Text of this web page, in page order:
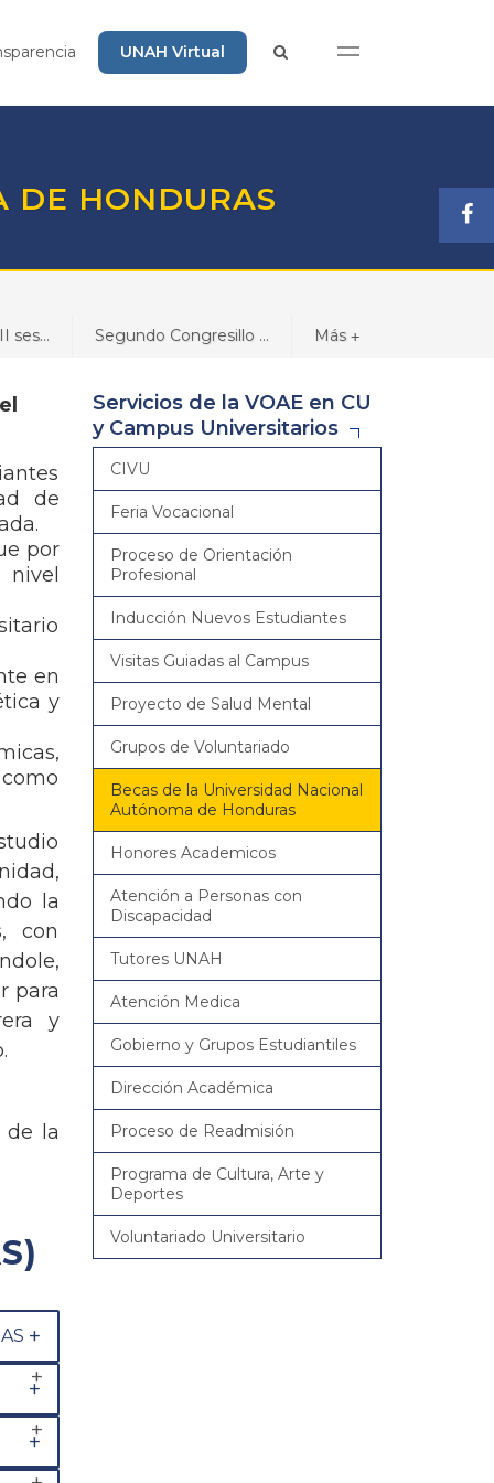
UNAH Virtual
DE HONDURAS
ses... Segundo Congresillo ... +
Más
de
por
en
y
la
con
para
y
la
Servicios de la VOAE en CU
y Campus Universitarios
CIVU
Feria Vocacional
Proceso de Orientación
Profesional
Inducción Nuevos Estudiantes
Visitas Guiadas al Campus
Proyecto de Salud Mental
Grupos de Voluntariado
Becas de la Universidad Nacional
Autónoma de Honduras
Honores Academicos
Atención a Personas con
Discapacidad
Tutores UNAH
Atención Medica
Gobierno y Grupos Estudiantiles
Dirección Académica
Proceso de Readmisión
Programa de Cultura, Arte y
Deportes
Voluntariado Universitario